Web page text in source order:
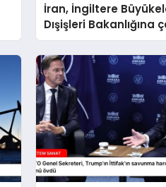
İran, İngiltere
Dışişleri Bakanlığına